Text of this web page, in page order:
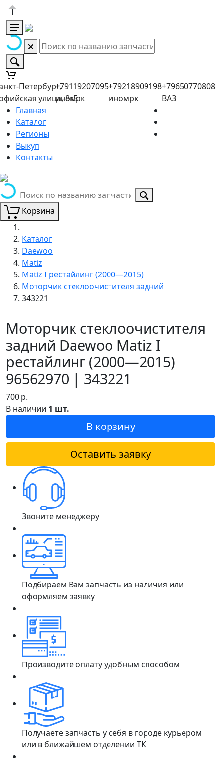
Петербург,
улица, 8к5
+79119207095
иномрк
+79218909198
иномрк
+79650770808
ВАЗ
Главная
Каталог
Регионы
Выкуп
Контакты
Корзина
Каталог
Daewoo
Matiz
Matiz I рестайлинг (2000—2015)
Моторчик стеклоочистителя задний
343221
Моторчик стеклоочистителя
задний Daewoo Matiz I
рестайлинг (2000—2015)
96562970 | 343221
700р.
В наличии 1 шт.
В корзину
Оставить заявку
Звоните менеджеру
Подбираем Вам запчасть из наличия или
оформляем заявку
Производите оплату удобным способом
Получаете запчасть у себя в городе курьером
или в ближайшем отделении ТК